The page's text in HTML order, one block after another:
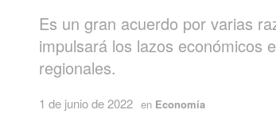
Es un gran acuerdo por varias
impulsará los lazos económicos
regionales.
1 de junio de 2022 en Economía